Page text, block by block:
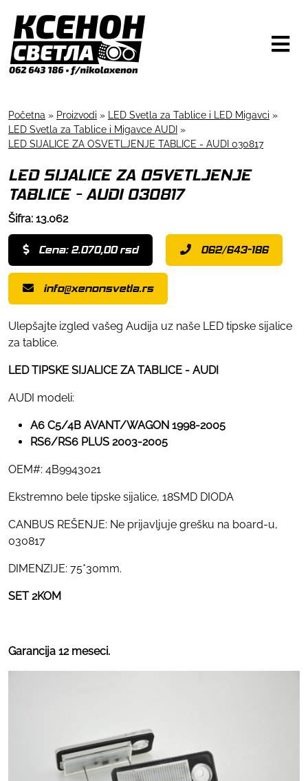
Početna » Proizvodi » LED Svetla za Tablice i LED Migavci »
LED Svetla za Tablice i Migavce AUDI »
LED SIJALICE ZA OSVETLJENJE TABLICE - AUDI 030817
LED SIJALICE ZA OSVETLJENJE
TABLICE - AUDI 030817
Šifra: 13.062
Cena: 2.070,00 rsd 062/643-186
info@xenonsvetla.rs
Ulepšajte izgled vašeg Audija uz naše LED tipske sijalice
za tablice.
LED TIPSKE SIJALICE ZA TABLICE - AUDI
AUDI modeli:
A6 C5/4B AVANT/WAGON 1998-2005
RS6/RS6 PLUS 2003-2005
OEM#: 4B9943021
Ekstremno bele tipske sijalice, 18SMD DIODA
CANBUS REŠENJE: Ne prijavljuje grešku na board-u,
030817
DIMENZIJE: 75*30mm.
SET 2KOM
Garancija 12 meseci.